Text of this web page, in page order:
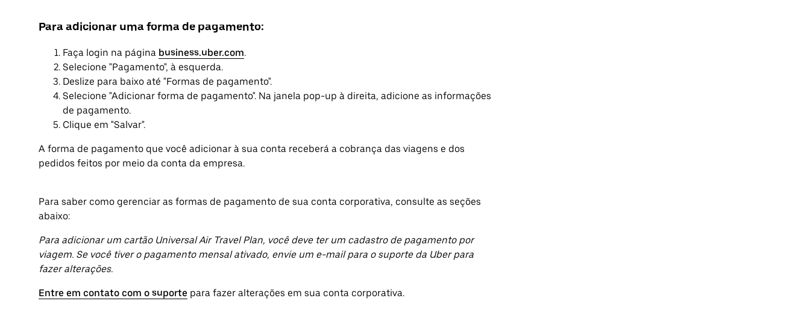
Para adicionar uma forma de pagamento:
Faça login na página business.uber.com.
Selecione "Pagamento", à esquerda.
Deslize para baixo até "Formas de pagamento".
Selecione "Adicionar forma de pagamento". Na janela pop-up à direita, adicione as informações
de pagamento.
Clique em "Salvar".
A forma de pagamento que você adicionar à sua conta receberá a cobrança das viagens e dos
pedidos feitos por meio da conta da empresa.
Para saber como gerenciar as formas de pagamento de sua conta corporativa, consulte as seções
abaixo:
Para adicionar um cartão Universal Air Travel Plan, você deve ter um cadastro de pagamento por
viagem. Se você tiver o pagamento mensal ativado, envie um e-mail para o suporte da Uber para
fazer alterações.
Entre em contato com o suporte para fazer alterações em sua conta corporativa.